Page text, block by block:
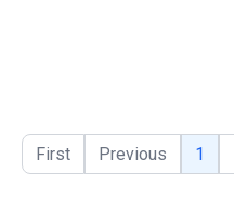
First Previous 1